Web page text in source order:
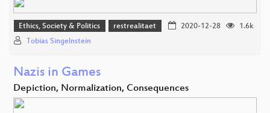
Ethics, Society & Politics restrealitaet 2020-12-28
1.6k
Tobias Singelnstein
Nazis in Games
Depiction, Normalization, Consequences